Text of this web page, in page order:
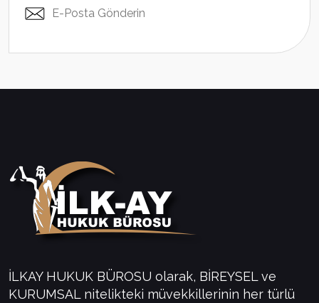
E-Posta Gönderin
İLKAY HUKUK BÜROSU olarak, BİREYSEL ve
KURUMSAL nitelikteki müvekkillerinin her türlü